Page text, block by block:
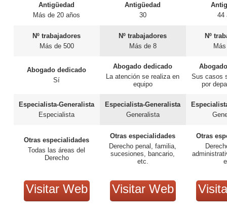
Antigüedad
Más de 20 años
Nº trabajadores
Más de 500
Abogado dedicado
Sí
Especialista-Generalista
Especialista
Otras especialidades
Todas las áreas del
Derecho
Visitar Web
Antigüedad
30
Nº trabajadores
Más de 8
Abogado dedicado
La atención se realiza en
equipo
Especialista-Generalista
Generalista
Otras especialidades
Derecho penal, familia,
sucesiones, bancario,
etc.
Visitar Web
44
Nº
Sus casos
por
Otras